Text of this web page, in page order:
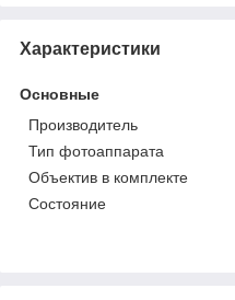
Характеристики
Основные
Производитель
Тип фотоаппарата
Объектив в комплекте
Состояние